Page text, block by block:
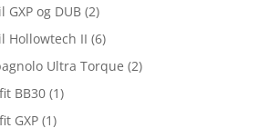
GXP og DUB (2)
Hollowtech II (6)
Ultra Torque (2)
BB30 (1)
GXP (1)